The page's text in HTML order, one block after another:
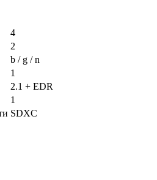
4
2
b / g / n
1
2.1 + EDR
1
SDXC